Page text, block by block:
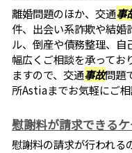
離婚問題のほか、交通事
件、出会い系詐欺や結
ル、倒産や債務整理、自
幅広くご相談を承ってお
ますので、交通事故問題
所Astiaまでお気軽にご相
慰謝料が請求できる
慰謝料の請求が行われる